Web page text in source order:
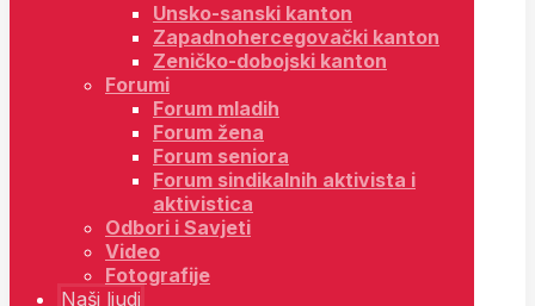
Unsko-sanski kanton
Zapadnohercegovački kanton
Zeničko-dobojski kanton
Forumi
Forum mladih
Forum žena
Forum seniora
Forum sindikalnih aktivista i
aktivistica
Odbori i Savjeti
Video
Fotografije
Naši ljudi